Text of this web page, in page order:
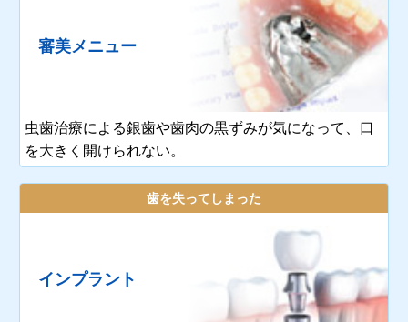
審美メニュー
虫歯治療による銀歯や歯肉の黒ずみが気になって、口
を大きく開けられない。
歯を失ってしまった
インプラント